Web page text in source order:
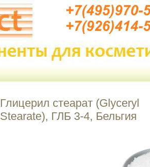
Глицерил стеарат (Glyceryl
Stearate), ГЛБ 3-4, Бельгия